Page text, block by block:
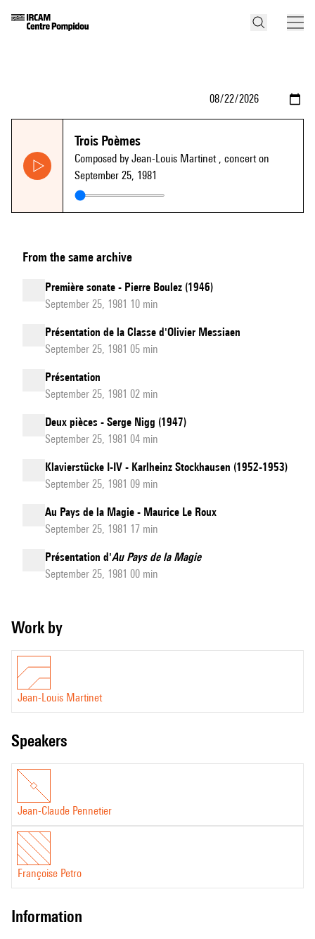
Trois Poèmes
Composed by Jean-Louis Martinet , concert on
September 25, 1981
From the same archive
Première sonate - Pierre Boulez (1946)
September 25, 1981 10 min
Présentation de la Classe d'Olivier Messiaen
September 25, 1981 05 min
Présentation
September 25, 1981 02 min
Deux pièces - Serge Nigg (1947)
September 25, 1981 04 min
Klavierstücke I-IV - Karlheinz Stockhausen (1952-1953)
September 25, 1981 09 min
Au Pays de la Magie - Maurice Le Roux
September 25, 1981 17 min
Présentation d'Au Pays de la Magie
September 25, 1981 00 min
Work by
Jean-Louis Martinet
speakers
Jean-Claude Pennetier
Françoise Petro
information